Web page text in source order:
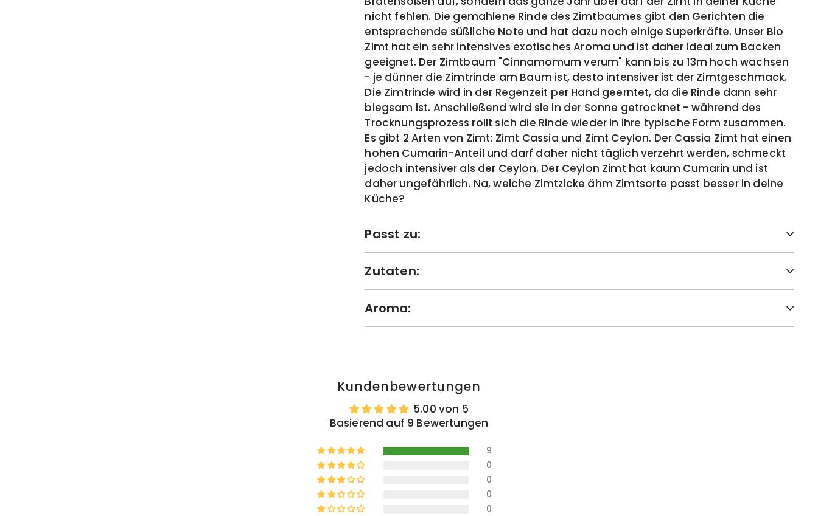
nicht fehlen. Die gemahlene Rinde des Zimtbaumes gibt den Gerichten die
entsprechende süßliche Note und hat dazu noch einige Superkräfte. Unser Bio
Zimt hat ein sehr intensives exotisches Aroma und ist daher ideal zum Backen
geeignet. Der Zimtbaum "Cinnamomum verum" kann bis zu 13m hoch wachsen
- je dünner die Zimtrinde am Baum ist, desto intensiver ist der Zimtgeschmack.
Die Zimtrinde wird in der Regenzeit per Hand geerntet, da die Rinde dann sehr
biegsam ist. Anschließend wird sie in der Sonne getrocknet - während des
Trocknungsprozess rollt sich die Rinde wieder in ihre typische Form zusammen.
Es gibt 2 Arten von Zimt: Zimt Cassia und Zimt Ceylon. Der Cassia Zimt hat einen
hohen Cumarin-Anteil und darf daher nicht täglich verzehrt werden, schmeckt
jedoch intensiver als der Ceylon. Der Ceylon Zimt hat kaum Cumarin und ist
daher ungefährlich. Na, welche Zimtzicke ähm Zimtsorte passt besser in deine
Küche?
Passt zu:
Zutaten:
Aroma:
Kundenbewertungen
5.00 von 5
Basierend auf 9 Bewertungen
9
0
0
0
0